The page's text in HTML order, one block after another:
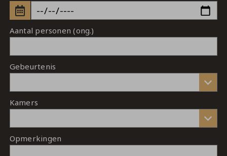
Aantal personen (ong.)
Gebeurtenis
Kamers
Opmerkingen